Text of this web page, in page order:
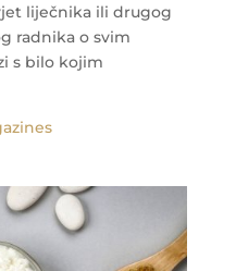
liječnika ili drugog
radnika o svim
s bilo kojim